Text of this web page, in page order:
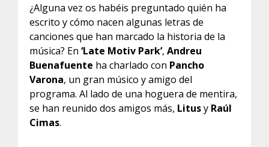
¿Alguna vez os habéis preguntado quién ha
escrito y cómo nacen algunas letras de
canciones que han marcado la historia de la
música? En‘Late Motiv Park’,Andreu
Buenafuente ha charlado con Pancho
Varona, un gran músico y amigo del
programa. Al lado de una hoguera de mentira,
se han reunido dos amigos más, Litusy Raúl
Cimas.